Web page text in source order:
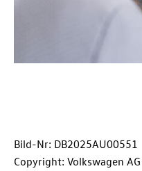
Bild-Nr: DB2025AU00551
Copyright: Volkswagen AG